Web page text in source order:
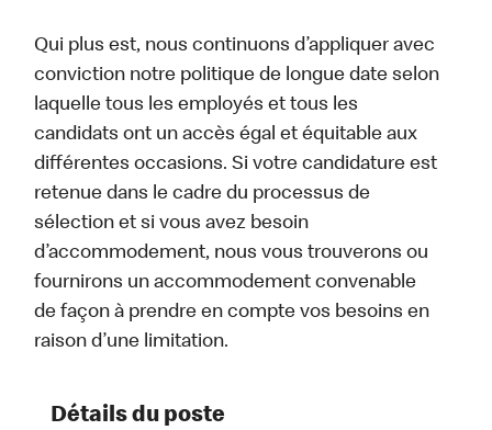
Qui plus est, nous continuons d’appliquer avec
conviction notre politique de longue date selon
laquelle tous les employés et tous les
candidats ont un accès égal et équitable aux
différentes occasions. Si votre candidature est
retenue dans le cadre du processus de
sélection et si vous avez besoin
d’accommodement, nous vous trouverons ou
fournirons un accommodement convenable
de façon à prendre en compte vos besoins en
raison d’une limitation.
Détails du poste